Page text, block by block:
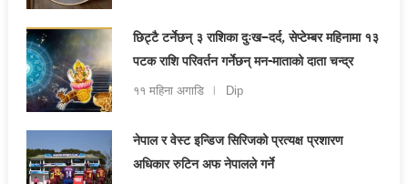
छिट्टै टर्नेछन् ३ राशिका दुःख–दर्द, सेप्टेम्बर महिनामा १३
पटक राशि परिवर्तन गर्नेछन् मन-माताको दाता चन्द्र
११ महिना अगाडि Dip
नेपाल र वेस्ट इन्डिज सिरिजको प्रत्यक्ष प्रशारण
अधिकार रुटिन अफ नेपालले गर्ने